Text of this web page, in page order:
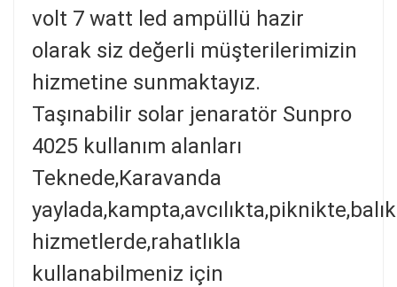
volt 7 watt led ampüllü hazir
olarak siz değerli müşterilerimizin
hizmetine sunmaktayız.
Taşınabilir solar jenaratör Sunpro
4025 kullanım alanları
Teknede,Karavanda
hizmetlerde,rahatlıkla
kullanabilmeniz için